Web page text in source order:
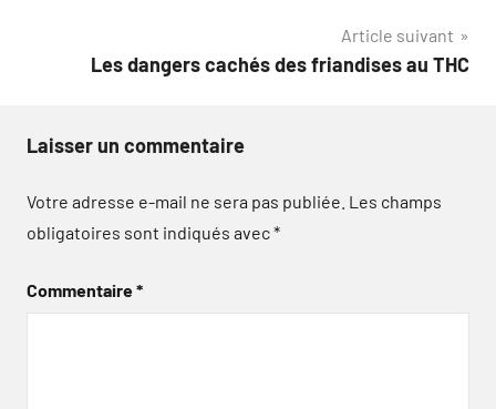
Article suivant
Les dangers cachés des friandises au THC
Laisser un commentaire
Votre adresse e-mail ne sera pas publiée. Les champs
obligatoires sont indiqués avec*
Commentaire*